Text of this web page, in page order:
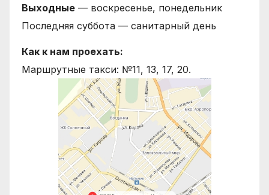
Выходные — воскресенье, понедельник
Последняя суббота — санитарный день
Как к нам проехать:
Маршрутные такси: №11, 13, 17, 20.